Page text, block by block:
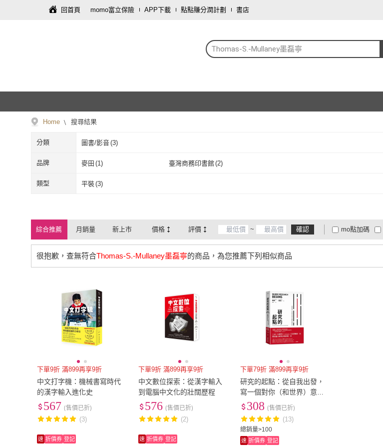
回首頁 momo富立保險 APP下載 點點賺分潤計劃 書店
Thomas-S.-Mullaney墨磊寧
Home 搜尋結果
分類 圖書/影音(3)
品牌 麥田 (1) 臺灣商務印書館(2)
麥田
類型 平裝(3)
綜合推薦 月銷量 新上市 價格 評價 ~ 確認 mo點加碼
大家電安心配
很抱歉，查無符合Thomas-S.-Mullaney墨磊寧的商品，為您推薦下列相似商品
下單9折 滿899再享9折
中文打字機：機械書寫時代
的漢字輸入進化史
567 (售價已折)
(3)
速 折價券 登記
下單9折 滿899再享9折
中文數位探索：從漢字輸入
到電腦中文化的壯闊歷程
576 (售價已折)
(2)
速 折價券 登記
下單79折 滿899再享9折
研究的起點：從自我出發，
寫一個對你（和世界）意義
重大的研究計畫
總銷量>100
308 (售價已折)
(13)
速 折價券 登記